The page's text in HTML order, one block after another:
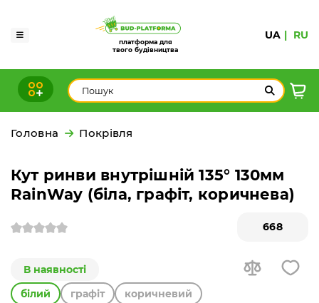
платформа для
твого будівництва
UA RU
Головна Покрівля
Кут ринви внутрішній 135° 130мм
RainWay (біла, графіт, коричнева)
668
В наявності
білий
графіт коричневий